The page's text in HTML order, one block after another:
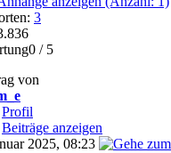
3
/ 5
von
Profil
Beiträge anzeigen
2025, 08:23